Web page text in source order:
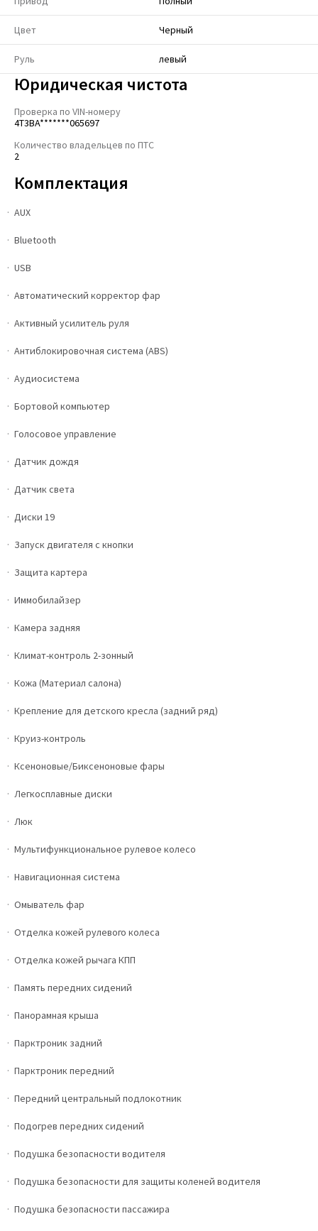
Цвет Черный
Руль левый
Юридическая чистота
Проверка по VIN-номеру
4T3BA*******065697
Количество владельцев по ПТС
2
Комплектация
AUX
Bluetooth
USB
Автоматический корректор фар
Активный усилитель руля
Антиблокировочная система (ABS)
Аудиосистема
Бортовой компьютер
Голосовое управление
Датчик дождя
Датчик света
Диски 19
Запуск двигателя с кнопки
Защита картера
Иммобилайзер
Камера задняя
Климат-контроль 2-зонный
Кожа (Материал салона)
Крепление для детского кресла (задний ряд)
Круиз-контроль
Ксеноновые/Биксеноновые фары
Легкосплавные диски
Люк
Мультифункциональное рулевое колесо
Навигационная система
Омыватель фар
Отделка кожей рулевого колеса
Отделка кожей рычага КПП
Память передних сидений
Панорамная крыша
Парктроник задний
Парктроник передний
Передний центральный подлокотник
Подогрев передних сидений
Подушка безопасности водителя
Подушка безопасности для защиты коленей водителя
Подушка безопасности пассажира